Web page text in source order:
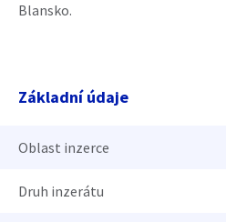
Blansko.
Základní údaje
Oblast inzerce
Druh inzerátu